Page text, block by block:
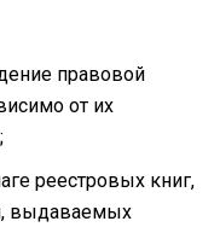
правовой
от их
реестровых книг,
выдаваемых